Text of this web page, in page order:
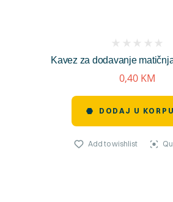
Kavez za dodavanje
reviews)
0,40 KM
DODAJ U KORPU
Add to wishlist